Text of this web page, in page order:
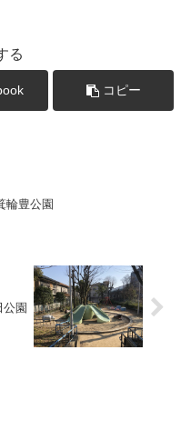
る
コピー
豊公園
園